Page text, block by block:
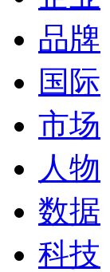
品牌
国际
市场
人物
数据
科技